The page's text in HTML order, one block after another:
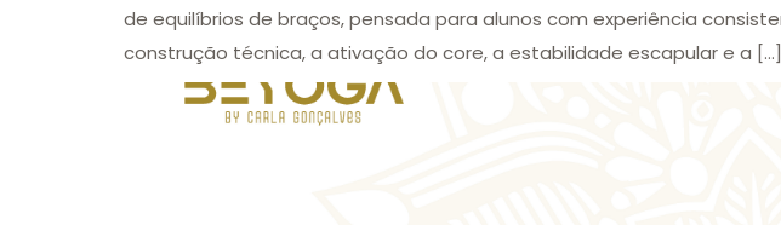
de equilíbrios de braços, pensada para alunos com experiência
construção técnica, a ativação do core, a estabilidade escapular e a […]